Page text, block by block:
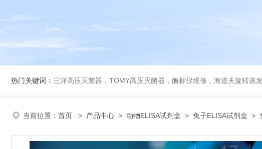
热门关键词： 三洋高压灭菌器，TOMY高压灭菌器，酶标仪维修，海道夫旋转蒸
当前位置： 首页 > 产品中心 > 动物ELISA试剂盒 > 兔子ELISA试剂盒 >